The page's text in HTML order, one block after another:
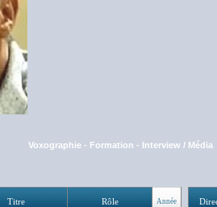
Voxographie - Formation - Interview / Média
Titre Rôle Année